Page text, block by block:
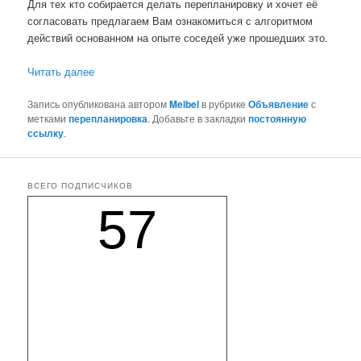
Для тех кто собирается делать перепланировку и хочет её
согласовать предлагаем Вам ознакомиться с алгоритмом
действий основанном на опыте соседей уже прошедших это.
Читать далее
Запись опубликована авторомMeibelв рубрикеОбъявлениес
меткамиперепланировка. Добавьте в закладкипостоянную
ссылку.
ВСЕГО ПОДПИСЧИКОВ
57